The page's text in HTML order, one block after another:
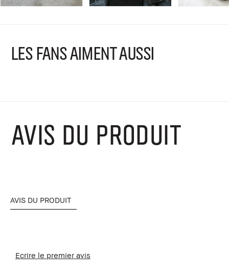
LES FANS AIMENT AUSSI
AVIS DU PRODUIT
AVIS DU PRODUIT
Ecrire le premier avis